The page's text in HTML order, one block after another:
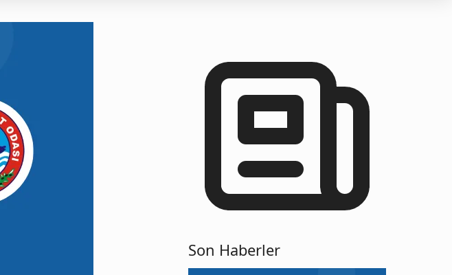
Son Haberler